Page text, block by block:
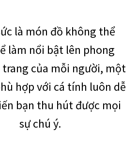
là món đồ không thể
làm nổi bật lên phong
của mỗi người, một
hợp với cá tính luôn dễ
bạn thu hút được mọi
sự chú ý.